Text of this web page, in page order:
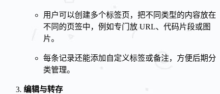
用户可以创建多个标签页，把不同类型的内容放在
不同的页签中，例如专门放 URL、代码片段或图
片。
每条记录还能添加自定义标签或备注，方便后期分
类管理。
编辑与转存